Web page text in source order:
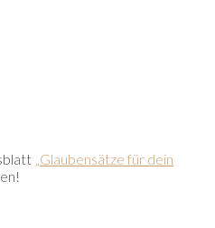
„Glaubensätze für dein